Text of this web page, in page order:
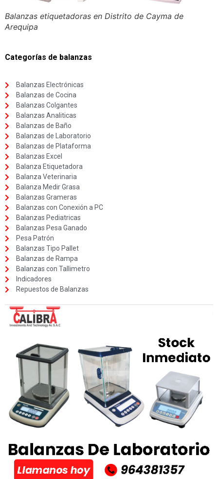
Balanzas etiquetadoras en Distrito de Cayma de
Arequipa
Categorías de balanzas
Balanzas Electrónicas
Balanzas de Cocina
Balanzas Colgantes
Balanzas Analiticas
Balanzas de Baño
Balanzas de Laboratorio
Balanzas de Plataforma
Balanzas Excel
Balanza Etiquetadora
Balanza Veterinaria
Balanza Medir Grasa
Balanzas Grameras
Balanzas con Conexión a PC
Balanzas Pediatricas
Balanzas Pesa Ganado
Pesa Patrón
Balanzas Tipo Pallet
Balanzas de Rampa
Balanzas con Tallimetro
Indicadores
Repuestos de Balanzas